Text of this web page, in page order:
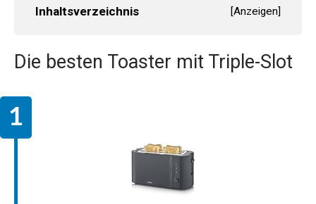
Inhaltsverzeichnis [Anzeigen]
Die besten Toaster mit Triple-Slot